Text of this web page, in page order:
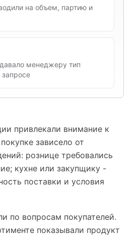
на объем, партию и
менеджеру тип
привлекали внимание к
зависело от
рознице требовались
кухне или закупщику -
поставки и условия
по вопросам покупателей.
показывали продукт